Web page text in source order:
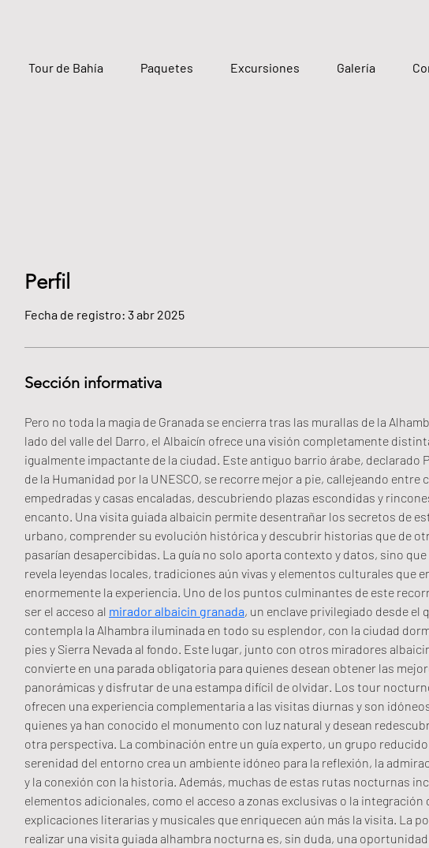
Tour de Bahía Paquetes Excursiones Galería
Perfil
Fecha de registro: 3 abr 2025
Sección informativa
Pero no toda la magia de Granada se encierra tras las murallas de la
lado del valle del Darro, el Albaicín ofrece una visión completamente
igualmente impactante de la ciudad. Este antiguo barrio árabe, declarado
de la Humanidad por la UNESCO, se recorre mejor a pie, callejeando entre
empedradas y casas encaladas, descubriendo plazas escondidas y
encanto. Una visita guiada albaicin permite desentrañar los secretos de
urbano, comprender su evolución histórica y descubrir historias que de
pasarían desapercibidas. La guía no solo aporta contexto y datos, sino
revela leyendas locales, tradiciones aún vivas y elementos culturales que
enormemente la experiencia. Uno de los puntos culminantes de este
ser el acceso al mirador albaicin granada, un enclave privilegiado desde el
contempla la Alhambra iluminada en todo su esplendor, con la ciudad
pies y Sierra Nevada al fondo. Este lugar, junto con otros miradores
convierte en una parada obligatoria para quienes desean obtener las
panorámicas y disfrutar de una estampa difícil de olvidar. Los tour
ofrecen una experiencia complementaria a las visitas diurnas y son
quienes ya han conocido el monumento con luz natural y desean
otra perspectiva. La combinación entre un guía experto, un grupo reducido
serenidad del entorno crea un ambiente idóneo para la reflexión, la
y la conexión con la historia. Además, muchas de estas rutas nocturnas
elementos adicionales, como el acceso a zonas exclusivas o la integración
explicaciones literarias y musicales que enriquecen aún más la visita. La
realizar una visita guiada alhambra nocturna es, sin duda, una